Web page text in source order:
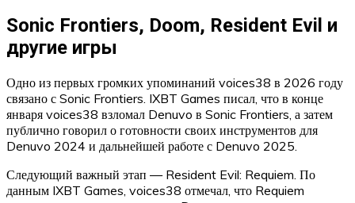
Sonic Frontiers, Doom, Resident Evil и
другие игры
Одно из первых громких упоминаний voices38 в 2026 году
связано с Sonic Frontiers. IXBT Games писал, что в конце
января voices38 взломал Denuvo в Sonic Frontiers, а затем
публично говорил о готовности своих инструментов для
Denuvo 2024 и дальнейшей работе с Denuvo 2025.
Следующий важный этап — Resident Evil: Requiem. По
данным IXBT Games, voices38 отмечал, что Requiem